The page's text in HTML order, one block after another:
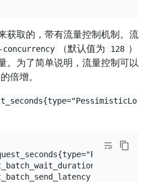
获取的，带有流量控制机制。流
（默认值为 128 ）
。为了简单说明，流量控制可以
倍增。
+
+